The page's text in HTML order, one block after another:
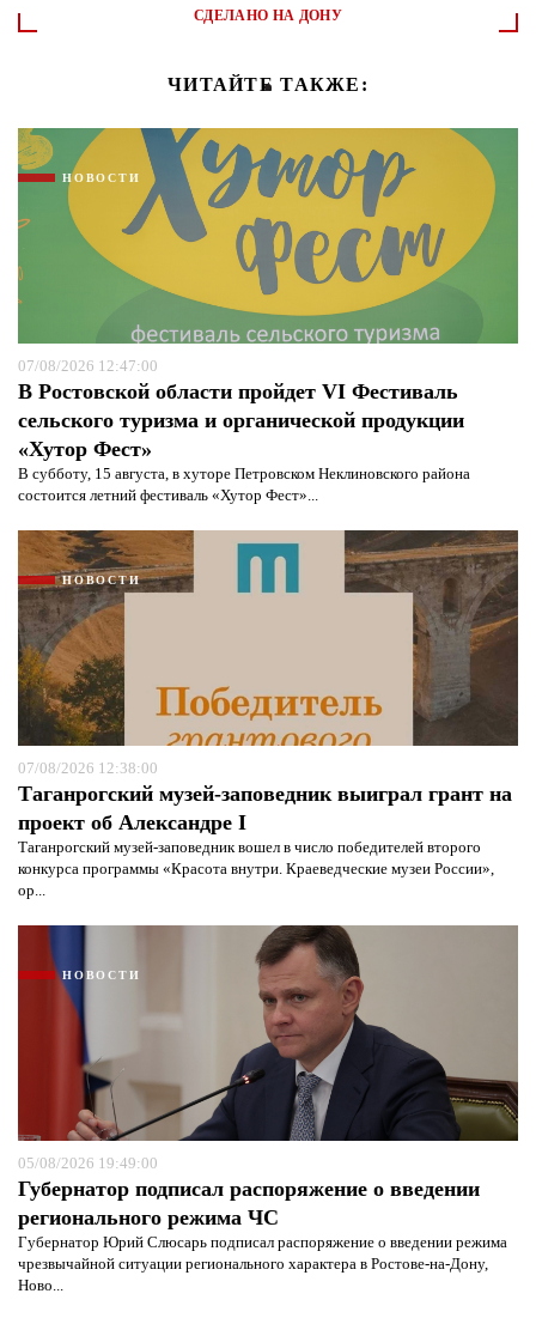
СДЕЛАНО НА ДОНУ
ЧИТАЙТЕ ТАКЖЕ:
НОВОСТИ
07/08/2026 12:47:00
В Ростовской области пройдет VI Фестиваль
сельского туризма и органической продукции
«Хутор Фест»
В субботу, 15 августа, в хуторе Петровском Неклиновского района
состоится летний фестиваль «Хутор Фест»...
НОВОСТИ
07/08/2026 12:38:00
Таганрогский музей-заповедник выиграл грант на
проект об Александре I
Таганрогский музей-заповедник вошел в число победителей второго
конкурса программы «Красота внутри. Краеведческие музеи России»,
ор...
НОВОСТИ
05/08/2026 19:49:00
Губернатор подписал распоряжение о введении
регионального режима ЧС
Губернатор Юрий Слюсарь подписал распоряжение о введении режима
чрезвычайной ситуации регионального характера в Ростове-на-Дону,
Ново...